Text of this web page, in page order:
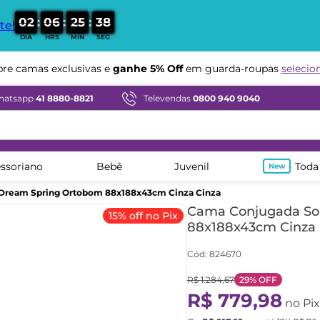
02
DIA
: 06
HRS
: 25
MIN
: 37
SEG
Compre em ate 12x sem juros
41 8880-8821 Televendas 0800 940 9040
Bebê Juvenil
Spring Ortobom 88x188x43cm Cinza Cinza
15% off no Pix
Cama Conjugada
88x188x43cm Cinza
Cód: 824670
R$ 1.284,67 29%OFF
R$ 779,98no Pix